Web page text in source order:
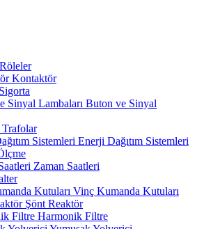
Kontaktör
Sigorta
Buton ve Sinyal
Trafolar
Enerji Dağıtım Sistemleri
Zaman Saatleri
Vinç Kumanda Kutuları
Şönt Reaktör
Harmonik Filtre